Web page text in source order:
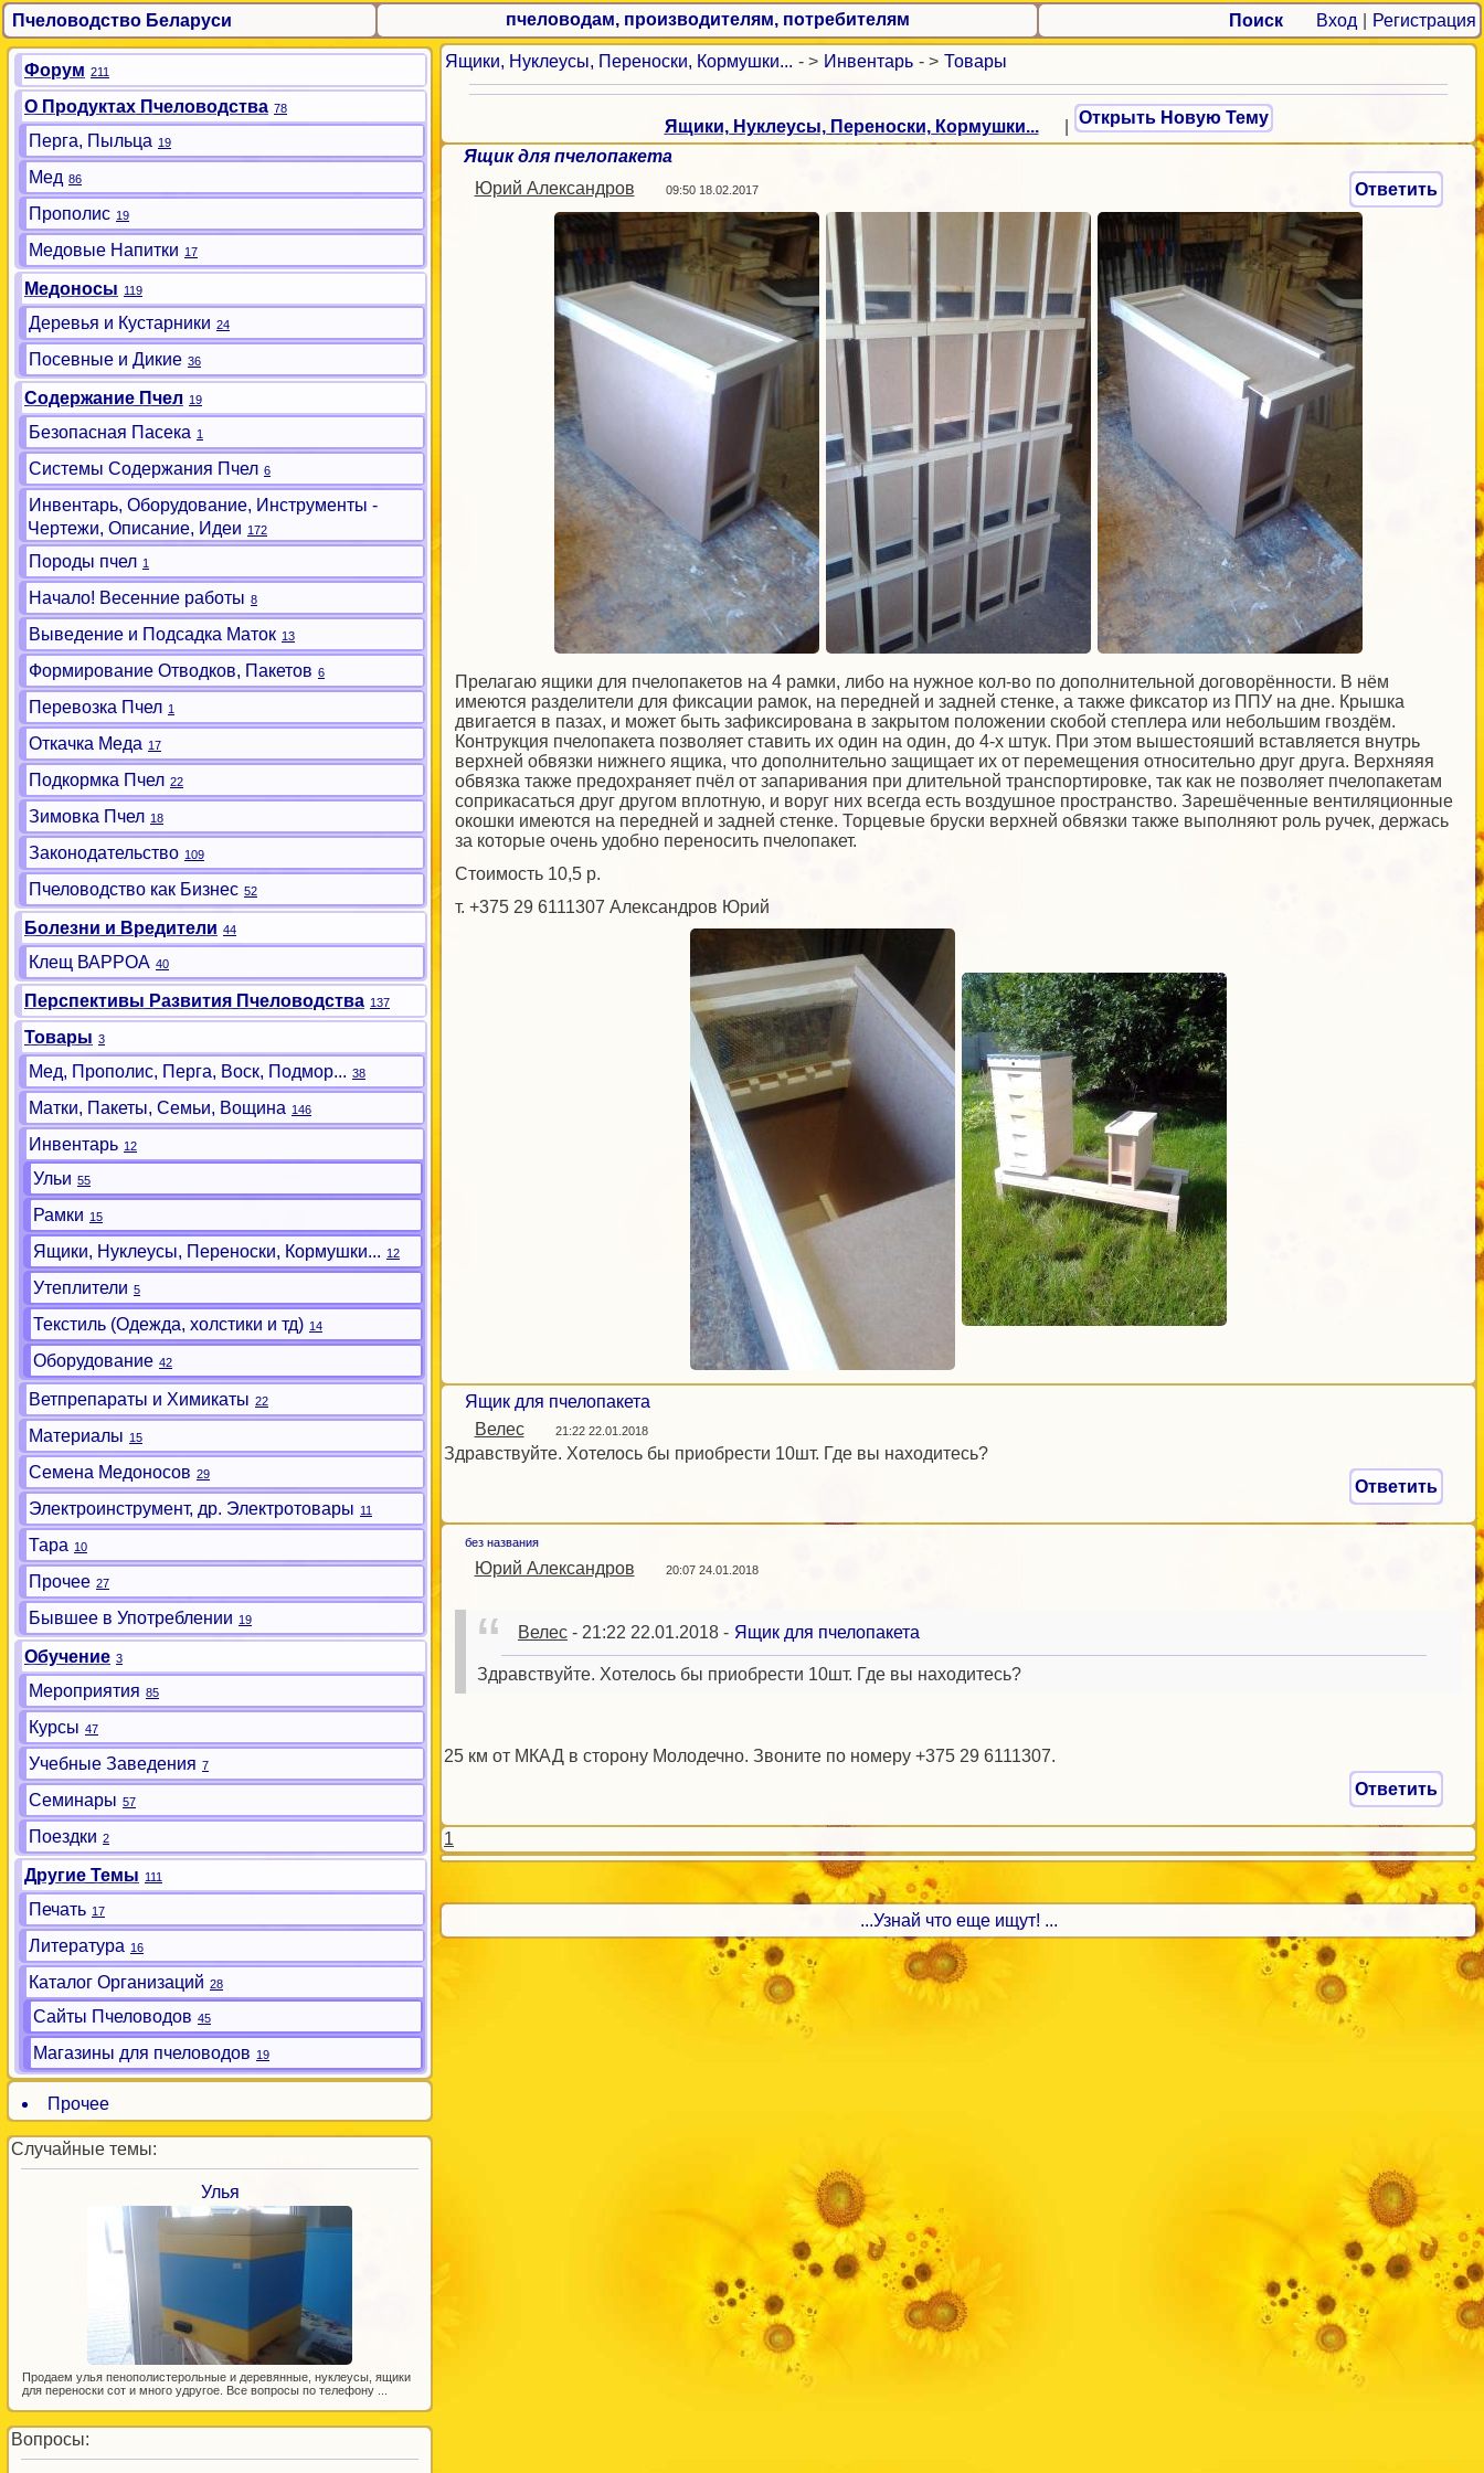
Пчеловодство Беларуси пчеловодам, производителям, потребителям Поиск Вход Регистрация
Ящики, Нуклеусы, Переноски, Кормушки... - > Инвентарь - > Товары
Ящики, Нуклеусы, Переноски, Кормушки... Открыть Новую Тему
Ящик для пчелопакета
Юрий Александров
09:50 18.02.2017 Ответить
Прелагаю ящики для пчелопакетов на 4 рамки, либо на нужное кол-во по дополнительной договорённости. В нём
имеются разделители для фиксации рамок, на передней и задней стенке, а также фиксатор из ППУ на дне. Крышка
двигается в пазах, и может быть зафиксирована в закрытом положении скобой степлера или небольшим гвоздём.
Контрукция пчелопакета позволяет ставить их один на один, до 4-х штук. При этом вышестояший вставляется внутрь
верхней обвязки нижнего ящика, что дополнительно защищает их от перемещения относительно друг друга. Верхняяя
обвязка также предохраняет пчёл от запаривания при длительной транспортировке, так как не позволяет пчелопакетам
соприкасаться друг другом вплотную, и воруг них всегда есть воздушное пространство. Зарешёченные вентиляционные
окошки имеются на передней и задней стенке. Торцевые бруски верхней обвязки также выполняют роль ручек, держась
за которые очень удобно переносить пчелопакет.
Стоимость 10,5 р.
т. +375 29 6111307 Александров Юрий
Ящик для пчелопакета
Велес
21:22 22.01.2018
Здравствуйте. Хотелось бы приобрести 10шт. Где вы находитесь?
Ответить
без названия
Юрий Александров 20:07 24.01.2018
Велес - 21:22 22.01.2018 - Ящик для пчелопакета
Здравствуйте. Хотелось бы приобрести 10шт. Где вы находитесь?
25 км от МКАД в сторону Молодечно. Звоните по номеру +375 29 6111307.
Ответить
1
...Узнай что еще ищут! ...
Форум 211
О Продуктах Пчеловодства 78
Перга, Пыльца 19
Мед 86
Прополис 19
Медовые Напитки 17
Медоносы 119
Деревья и Кустарники 24
Посевные и Дикие 36
Содержание Пчел 19
Безопасная Пасека 1
Системы Содержания Пчел 6
Инвентарь, Оборудование, Инструменты -
Чертежи, Описание, Идеи 172
Породы пчел 1
Начало! Весенние работы 8
Выведение и Подсадка Маток 13
Формирование Отводков, Пакетов 6
Перевозка Пчел 1
Откачка Меда 17
Подкормка Пчел 22
Зимовка Пчел 18
Законодательство 109
Пчеловодство как Бизнес 52
Болезни и Вредители 44
Клещ ВАРРОА 40
Перспективы Развития Пчеловодства 137
Товары 3
Мед, Прополис, Перга, Воск, Подмор... 38
Матки, Пакеты, Семьи, Вощина 146
Инвентарь 12
Ульи 55
Рамки 15
Ящики, Нуклеусы, Переноски, Кормушки... 12
Утеплители 5
Текстиль (Одежда, холстики и тд) 14
Оборудование 42
Ветпрепараты и Химикаты 22
Материалы 15
Семена Медоносов 29
Электроинструмент, др. Электротовары 11
Тара 10
Прочее 27
Бывшее в Употреблении 19
Обучение 3
Мероприятия 85
Курсы 47
Учебные Заведения 7
Семинары 57
Поездки 2
Другие Темы 111
Печать 17
Литература 16
Каталог Организаций 28
Сайты Пчеловодов 45
Магазины для пчеловодов 19
Прочее
Случайные темы:
Улья
Продаем улья пенополистерольные и деревянные, нуклеусы, ящики
для переноски сот и много удругое. Все вопросы по телефону ...
Вопросы: